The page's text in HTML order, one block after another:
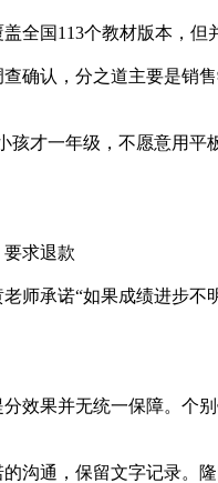
全国113个教材版本，
确认，分之道主要是销
孩才一年级，不愿意用
求退款
师承诺“如果成绩进步
效果并无统一保障。个
沟通，保留文字记录。